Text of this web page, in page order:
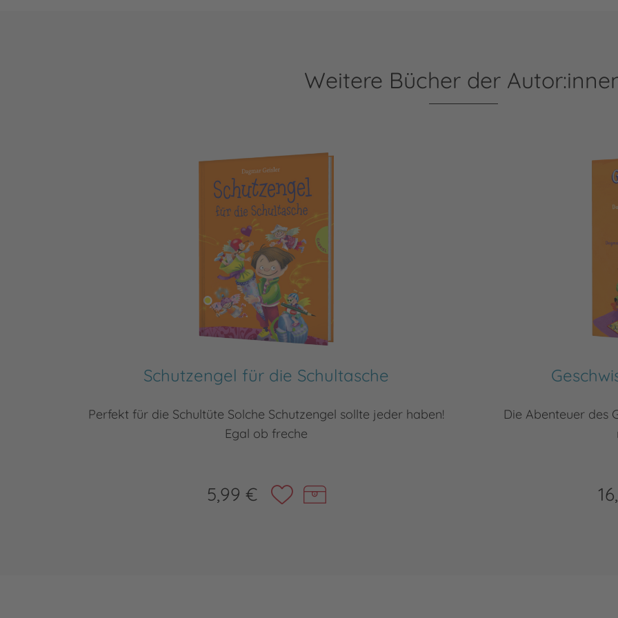
Weitere Bücher der
Schutzengel für die Schultasche
Perfekt für die Schultüte Solche Schutzengel sollte jeder haben!
Egal ob freche
5,99 €
Die Abenteuer des